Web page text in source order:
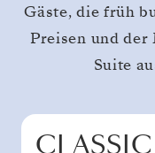
Gäste, die früh
Preisen und
Suite